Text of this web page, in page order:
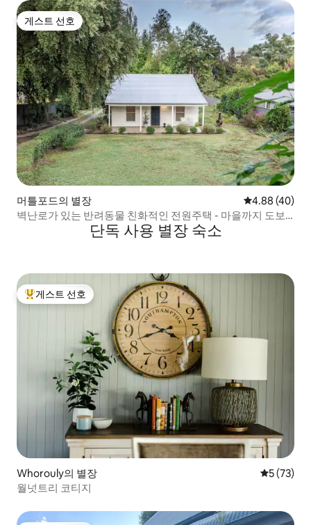
게스트 선호
게스트 선호
머틀포드의 별장 평점 4.88점(5
4.88 (40)
벽난로가 있는 반려동물 친화적인 전원주택 - 마을까지 도보
단독 사용 별장 숙소
상위 게스트 선호
게스트 선호
Whorouly의 별장 평점 5점
5 (73)
월넛트리 코티지